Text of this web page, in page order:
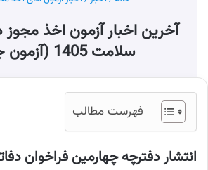
آخرین اخبار آزمون اخذ
سلامت 1405 (آزمون جدید)
فهرست مطالب
انتشار دفترچه چهارمین فراخوان